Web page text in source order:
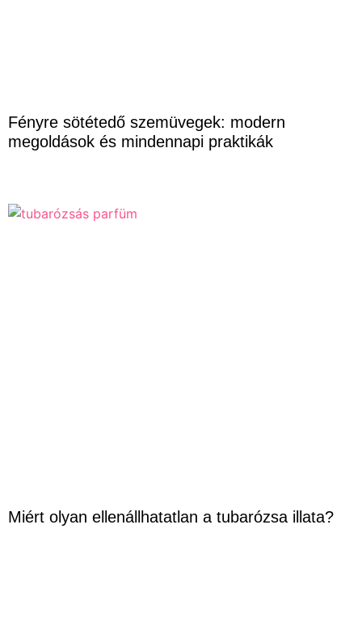
Fényre sötétedő szemüvegek: modern
megoldások és mindennapi praktikák
Miért olyan ellenállhatatlan a tubarózsa illata?